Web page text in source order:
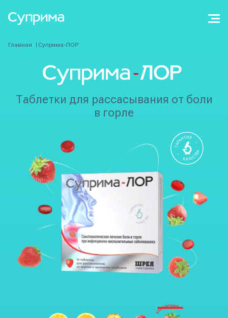
Главная Суприма-ЛОР
Таблетки для рассасывания от боли
в горле